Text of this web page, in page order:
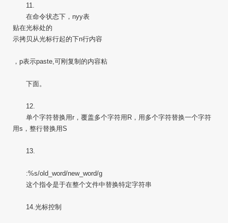
11.
在命令状态下，nyy表
贴在光标处的
示拷贝从光标行起的下n行内容
，p表示paste,可刚复制的内容粘
下面。
12.
单个字符替换用r，覆盖多个字符用R，用多个字符替换一个字符
用s，整行替换用S
13.
:%s/old_word/new_word/g
这个指令是于在整个文件中替换特定字符串
14.光标控制